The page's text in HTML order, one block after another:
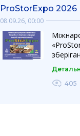
ProStorExpo 2026
08.09.26, 00:00
напоїв
та
405